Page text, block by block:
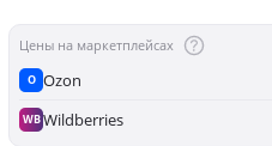
Цены на маркетплейсах
O Ozon
WBWildberries